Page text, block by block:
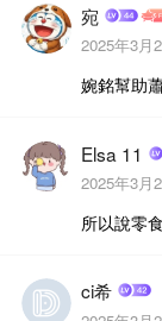
宛
2025年3月
婉銘幫助
Elsa 11
2025年3月
所以說零
ci希